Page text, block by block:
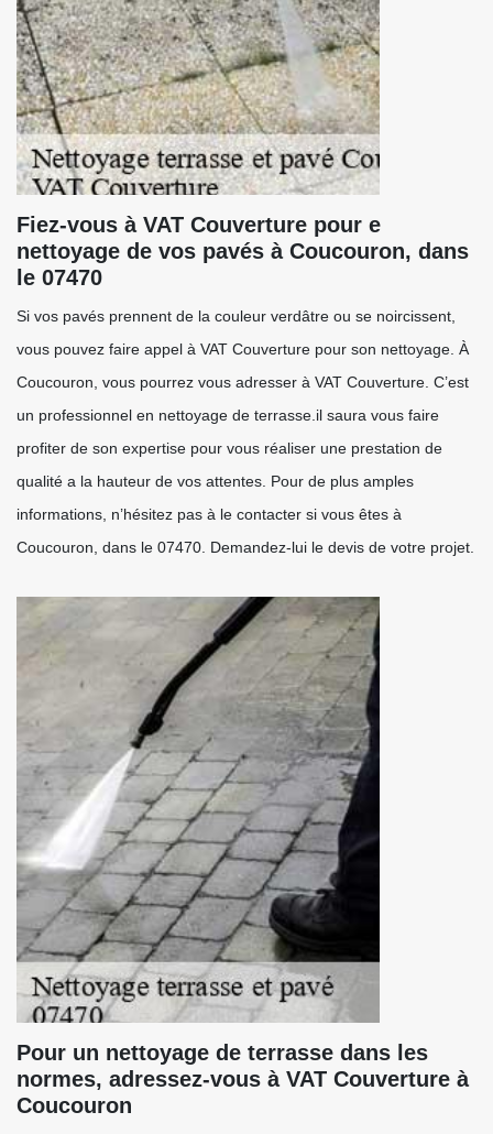
Fiez-vous à VAT Couverture pour e
nettoyage de vos pavés à Coucouron, dans
le 07470
Si vos pavés prennent de la couleur verdâtre ou se noircissent,
vous pouvez faire appel à VAT Couverture pour son nettoyage. À
Coucouron, vous pourrez vous adresser à VAT Couverture. C’est
un professionnel en nettoyage de terrasse.il saura vous faire
profiter de son expertise pour vous réaliser une prestation de
qualité a la hauteur de vos attentes. Pour de plus amples
informations, n’hésitez pas à le contacter si vous êtes à
Coucouron, dans le 07470. Demandez-lui le devis de votre projet.
Pour un nettoyage de terrasse dans les
normes, adressez-vous à VAT Couverture à
Coucouron